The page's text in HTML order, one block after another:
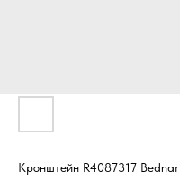
Кронштейн R4087317 Bednar